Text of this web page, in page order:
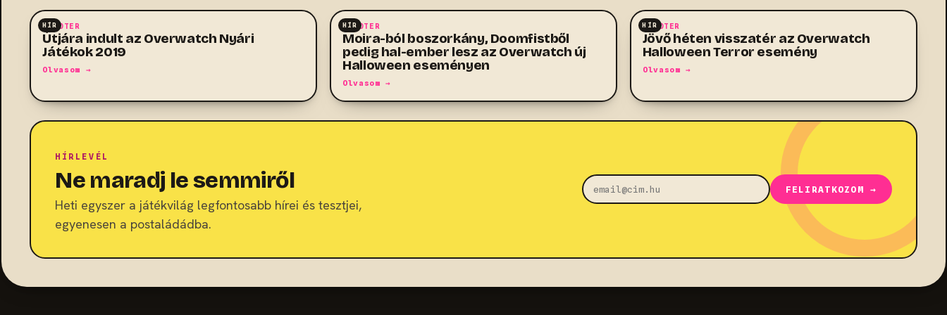
HÍR
SHOOTER
Útjára indult az Overwatch Nyári
Játékok 2019
Olvasom →
HÍR
SHOOTER
Moira-ból boszorkány, Doomfistből
pedig hal-ember lesz az Overwatch új
Halloween eseményen
Olvasom →
HÍR
SHOOTER
Jövő héten visszatér az Overwatch
Halloween Terror esemény
Olvasom →
HÍRLEVÉL
Ne maradj le semmiről
Heti egyszer a játékvilág legfontosabb hírei és tesztjei,
egyenesen a postaládádba.
FELIRATKOZOM →